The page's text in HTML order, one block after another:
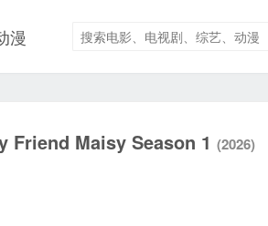
漫
Friend Maisy Season 1 (2026)